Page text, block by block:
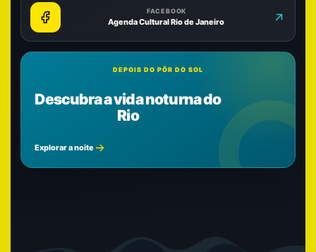
FACEBOOK
Agenda Cultural Rio de Janeiro
DEPOIS DO PÔR DO SOL
Descubra a vida noturna do
Rio
Explorar a noite